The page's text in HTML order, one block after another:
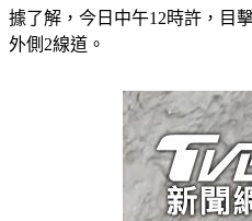
據了解，今日中午12時許，目
外側2線道。